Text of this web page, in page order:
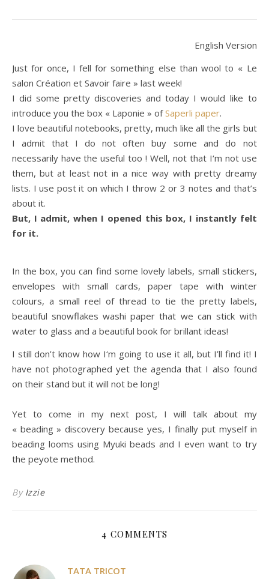
English Version
Just for once, I fell for something else than wool to « Le
salon Création et Savoir faire » last week!
I did some pretty discoveries and today I would like to
introduce you the box « Laponie » ofSaperli paper.
I love beautiful notebooks, pretty, much like all the girls but
I admit that I do not often buy some and do not
necessarily have the useful too ! Well, not that I‘m not use
them, but at least not in a nice way with pretty dreamy
lists. I use post it on which I throw 2 or 3 notes and that’s
about it.
But, I admit, when I opened this box, I instantly felt
for it.
In the box, you can find some lovely labels, small stickers,
envelopes with small cards, paper tape
with winter
colours, a small reel of thread to tie the pretty labels,
beautiful snowflakes washi paper that we can stick with
water to glass and a beautiful book for brillant ideas!
I still don’t know how I‘m going to use it all, but I’ll find it! I
have not photographed yet the agenda that I also found
on their stand but it will not be long!
Yet to come in my next post, I will talk about my
« beading » discovery because yes, I finally put myself in
beading looms using Myuki beads and I even want to try
the peyote method.
By Izzie
4 COMMENTS
TATA TRICOT